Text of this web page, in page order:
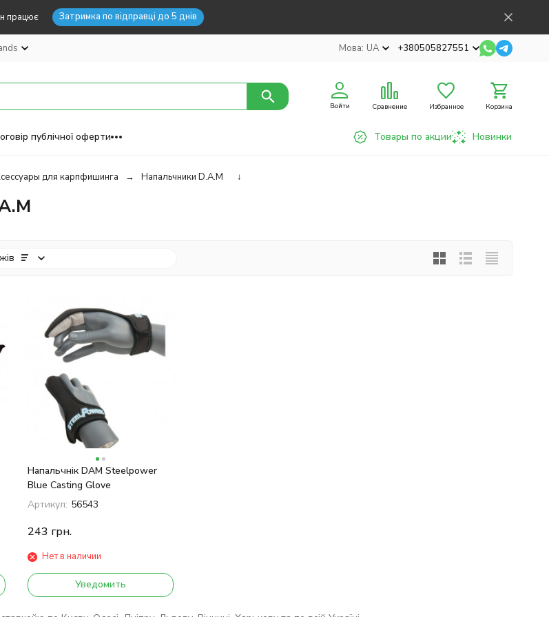
працює Затримка по відправці до 5 днів
Мова: UA +380505827551
Войти Сравнение Избранное Корзина
публічної оферти Товары по акции Новинки
для карпфишинга Напальчники D.A.M ↓
Напальчнік DAM Steelpower
Blue Casting Glove
Артикул: 56543
243 грн.
Нет в наличии
Уведомить